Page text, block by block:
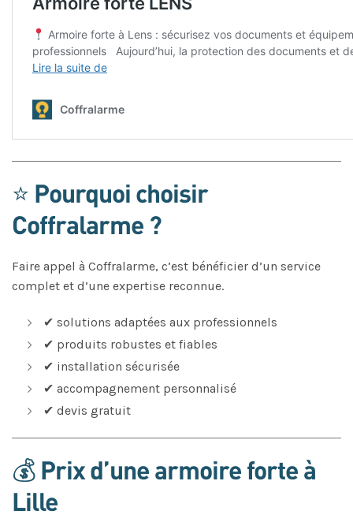
⭐ Pourquoi choisir
Coffralarme ?
Faire appel à Coffralarme, c’est bénéficier d’un service
complet et d’une expertise reconnue.
✔ solutions adaptées aux professionnels
✔ produits robustes et fiables
✔ installation sécurisée
✔ accompagnement personnalisé
✔ devis gratuit
💰 Prix d’une armoire forte à
Lille